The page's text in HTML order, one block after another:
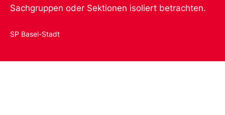
Sachgruppen oder Sektionen isoliert betrachten.
SP Basel-Stadt